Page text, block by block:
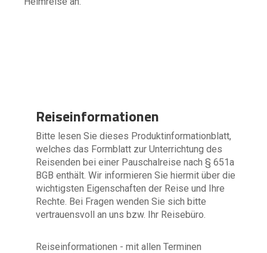
Reiseinformationen
Bitte lesen Sie dieses Produktinformationblatt,
welches das Formblatt zur Unterrichtung des
Reisenden bei einer Pauschalreise nach § 651a
BGB enthält. Wir informieren Sie hiermit über die
wichtigsten Eigenschaften der Reise und Ihre
Rechte. Bei Fragen wenden Sie sich bitte
vertrauensvoll an uns bzw. Ihr Reisebüro.
Reiseinformationen - mit allen Terminen